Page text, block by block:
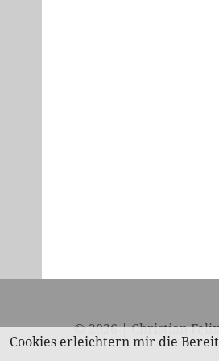
© 2026 | Christian
Cookies erleichtern mir die